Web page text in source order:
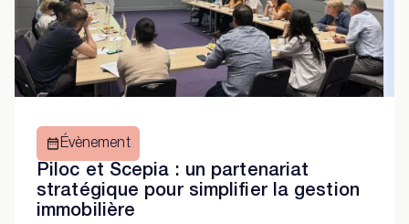
Évènement
Piloc et Scepia : un partenariat
stratégique pour simplifier la gestion
immobilière